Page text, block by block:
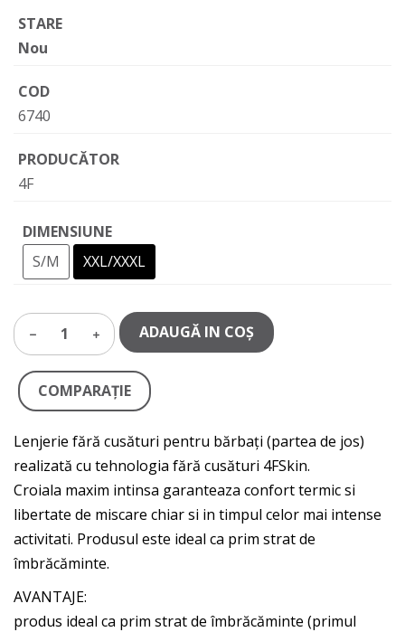
STARE
Nou
COD
6740
PRODUCĂTOR
4F
DIMENSIUNE
S/M
XXL/XXXL
1 ADAUGĂ IN COŞ
COMPARAŢIE
Lenjerie fără cusături pentru bărbați (partea de jos)
realizată cu tehnologia fără cusături 4FSkin.
Croiala maxim intinsa garanteaza confort termic si
libertate de miscare chiar si in timpul celor mai intense
activitati. Produsul este ideal ca prim strat de
îmbrăcăminte.
AVANTAJE:
produs ideal ca prim strat de îmbrăcăminte (primul